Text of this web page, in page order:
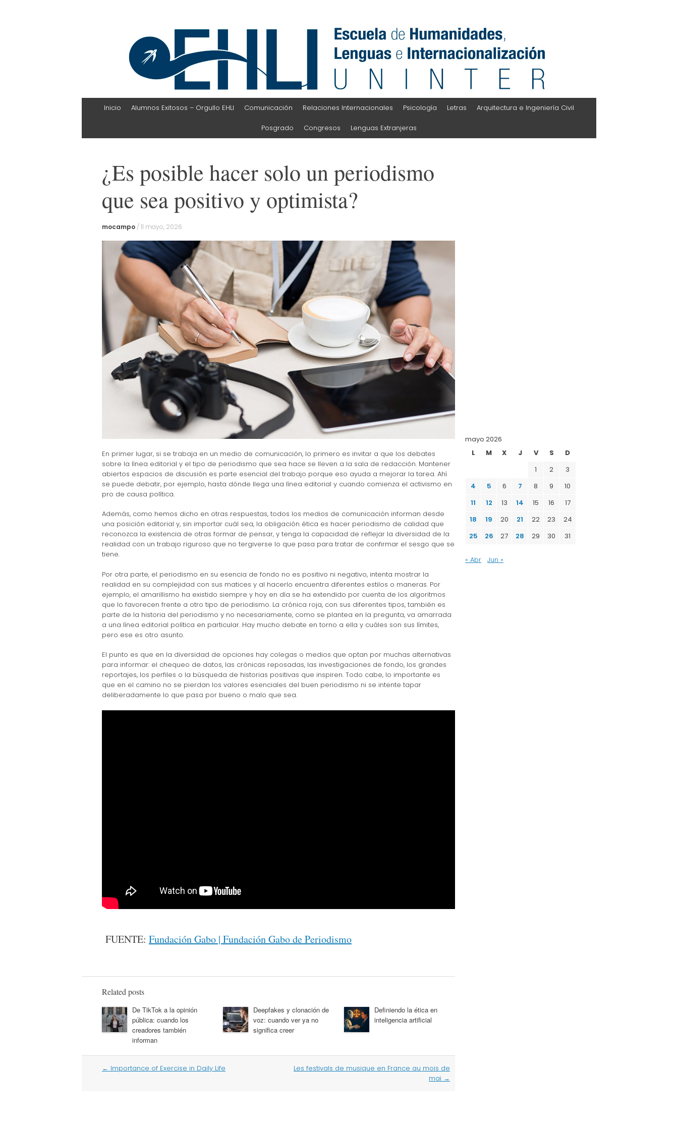
EHLI
UNINTER
Inicio Alumnos Exitosos – Orgullo EHLI Comunicación Relaciones Internacionales Psicología Letras Arquitectura e Ingeniería Civil
Posgrado Congresos Lenguas Extranjeras
¿Es posible hacer solo un periodismo
que sea positivo y optimista?
mocampo /11 mayo, 2026
En primer lugar, si se trabaja en un medio de comunicación, lo primero es invitar a que los debates
sobre la línea editorial y el tipo de periodismo que sea hace se lleven a la sala de redacción. Mantener
abiertos espacios de discusión es parte esencial del trabajo porque eso ayuda a mejorar la tarea. Ahí
se puede debatir, por ejemplo, hasta dónde llega una línea editorial y cuando comienza el activismo en
pro de causa política.
Además, como hemos dicho en otras respuestas, todos los medios de comunicación informan desde
una posición editorial y, sin importar cuál sea, la obligación ética es hacer periodismo de calidad que
reconozca la existencia de otras formar de pensar, y tenga la capacidad de reflejar la diversidad de la
realidad con un trabajo riguroso que no tergiverse lo que pasa para tratar de confirmar el sesgo que se
tiene.
Por otra parte, el periodismo en su esencia de fondo no es positivo ni negativo, intenta mostrar la
realidad en su complejidad con sus matices y al hacerlo encuentra diferentes estilos o maneras. Por
ejemplo, el amarillismo ha existido siempre y hoy en día se ha extendido por cuenta de los algoritmos
que lo favorecen frente a otro tipo de periodismo. La crónica roja, con sus diferentes tipos, también es
parte de la historia del periodismo y no necesariamente, como se plantea en la pregunta, va amarrada
a una línea editorial política en particular. Hay mucho debate en torno a ella y cuáles son sus límites,
pero ese es otro asunto.
El punto es que en la diversidad de opciones hay colegas o medios que optan por muchas alternativas
para informar: el chequeo de datos, las crónicas reposadas, las investigaciones de fondo, los grandes
reportajes, los perfiles o la búsqueda de historias positivas que inspiren. Todo cabe, lo importante es
que en el camino no se pierdan los valores esenciales del buen periodismo ni se intente tapar
deliberadamente lo que pasa por bueno o malo que sea.
FUENTE: Fundación Gabo | Fundación Gabo de Periodismo
Related posts
De TikTok a la opinión
pública: cuando los
creadores también
informan
Deepfakes y clonación de
voz: cuando ver ya no
significa creer
Definiendo la ética en
inteligencia artificial
Post
← Importance of Exercise in Daily Life
Les festivals de musique en France au mois de
mai →
mayo 2026
L
M X J V S
D
1
2
3
4
5 6 7 8 9
10
11
12 13 14 15 16
17
18
19 20 21 22 23
24
25
26 27 28 29 30 31
« Abr Jun »